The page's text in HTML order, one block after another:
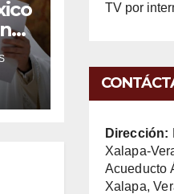
TV por
Dirección:
Xalapa-
Acueducto
Xalapa,